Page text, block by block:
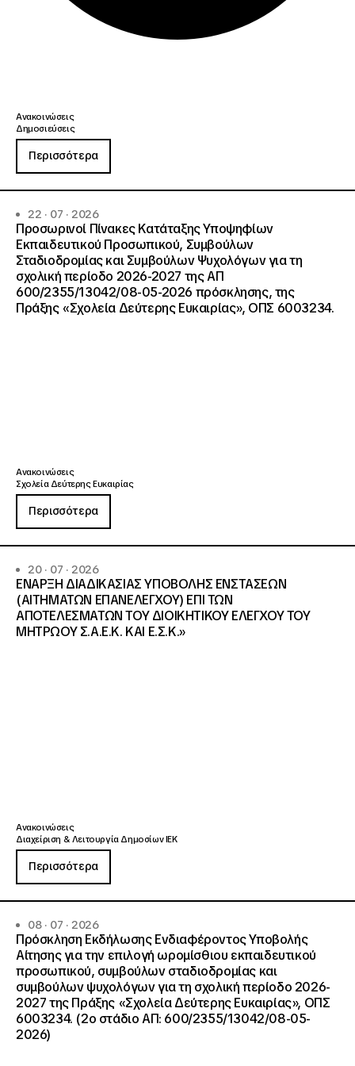
Ανακοινώσεις
Δημοσιεύσεις
Περισσότερα
22 · 07 · 2026
Προσωρινοί Πίνακες Κατάταξης Υποψηφίων
Εκπαιδευτικού Προσωπικού, Συμβούλων
Σταδιοδρομίας και Συμβούλων Ψυχολόγων για τη
σχολική περίοδο 2026-2027 της ΑΠ
600/2355/13042/08-05-2026 πρόσκλησης, της
Πράξης «Σχολεία Δεύτερης Ευκαιρίας», ΟΠΣ 6003234.
Ανακοινώσεις
Σχολεία Δεύτερης Ευκαιρίας
Περισσότερα
20 · 07 · 2026
ΕΝΑΡΞΗ ΔΙΑΔΙΚΑΣΙΑΣ ΥΠΟΒΟΛΗΣ ΕΝΣΤΑΣΕΩΝ
(ΑΙΤΗΜΑΤΩΝ ΕΠΑΝΕΛΕΓΧΟΥ) ΕΠΙ ΤΩΝ
ΑΠΟΤΕΛΕΣΜΑΤΩΝ ΤΟΥ ΔΙΟΙΚΗΤΙΚΟΥ ΕΛΕΓΧΟΥ ΤΟΥ
ΜΗΤΡΩΟΥ Σ.Α.Ε.Κ. ΚΑΙ Ε.Σ.Κ.»
Ανακοινώσεις
Διαχείριση & Λειτουργία Δημοσίων ΙΕΚ
Περισσότερα
08 · 07 · 2026
Πρόσκληση Εκδήλωσης Ενδιαφέροντος Υποβολής
Αίτησης για την επιλογή ωρομίσθιου εκπαιδευτικού
προσωπικού, συμβούλων σταδιοδρομίας και
συμβούλων ψυχολόγων για τη σχολική περίοδο 2026-
2027 της Πράξης «Σχολεία Δεύτερης Ευκαιρίας», ΟΠΣ
6003234. (2ο στάδιο ΑΠ: 600/2355/13042/08-05-
2026)